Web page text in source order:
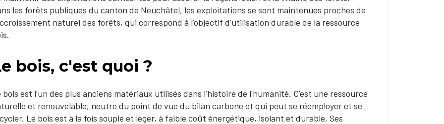
les forêts publiques du canton de Neuchâtel, les exploitations se sont maintenues proches de
naturel des forêts, qui correspond à l'objectif d'utilisation durable de la ressource
bois, c'est quoi ?
bois est l'un des plus anciens matériaux utilisés dans l'histoire de l'humanité. C'est une ressource
et renouvelable, neutre du point de vue du bilan carbone et qui peut se réemployer et se
Le bois est à la fois souple et léger, à faible coût énergétique, isolant et durable. Ses